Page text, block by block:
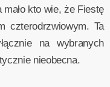
mało kto wie, że Fiestę
czterodrzwiowym. Ta
na wybranych
nieobecna.